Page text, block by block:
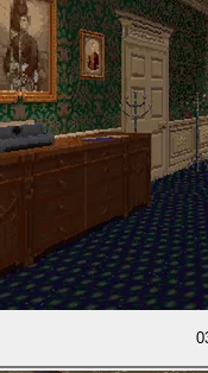
EINE BEISPIELSZENE
- Eingang zum Pfarrhaus
- Ein nützlicher Zauberstab
- Alles in schlechtem
- Was ist das für ein